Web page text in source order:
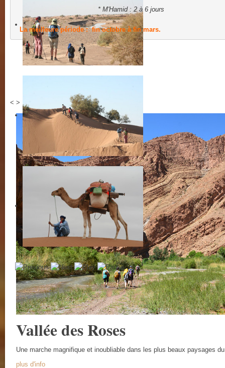
* M'Hamid : 2 à 6 jours
La meilleure période :  fin octobre à fin mars.
< >
Vallée des Roses
Une marche magnifique et inoubliable dans les plus beaux paysages
plus d'info